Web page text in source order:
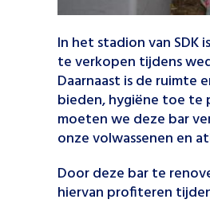
In het stadion van SDK
te verkopen tijdens
Daarnaast is de ruimte
bieden, hygiëne toe te
moeten we deze bar
onze volwassenen en
Door deze bar te
hiervan profiteren